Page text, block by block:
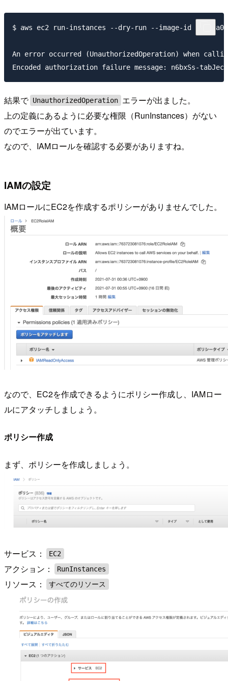
$ aws ec2 run-instances --dry-run --image-id ami-
An error occurred (UnauthorizedOperation) when
結果で UnauthorizedOperation エラーが出ました。
上の定義にあるように必要な権限（RunInstances）がない
のでエラーが出ています。
なので、IAMロールを確認する必要がありますね。
IAMの設定
IAMロールにEC2を作成するポリシーがありませんでした。
なので、EC2を作成できるようにポリシー作成し、IAMロー
ルにアタッチしましょう。
ポリシー作成
まず、ポリシーを作成しましょう。
サービス： EC2
アクション： RunInstances
リソース： すべてのリソース